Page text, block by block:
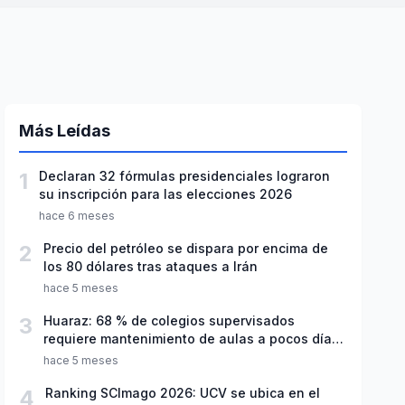
Más Leídas
1
Declaran 32 fórmulas presidenciales lograron
su inscripción para las elecciones 2026
hace 6 meses
2
Precio del petróleo se dispara por encima de
los 80 dólares tras ataques a Irán
hace 5 meses
3
Huaraz: 68 % de colegios supervisados
requiere mantenimiento de aulas a pocos días
de inicio del año escolar 2026
hace 5 meses
4
Ranking SCImago 2026: UCV se ubica en el